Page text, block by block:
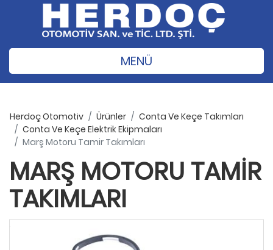
MENÜ
Herdoç Otomotiv Ürünler
Conta Ve Keçe Takımları
Conta Ve Keçe Elektrik Ekipmaları
Marş Motoru Tamir Takımları
MARŞ MOTORU TAMIR
TAKIMLARI